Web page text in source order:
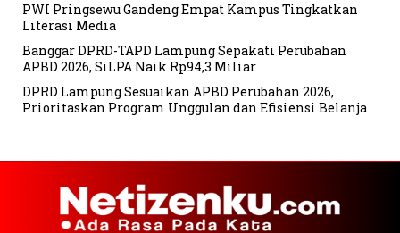
PWI Pringsewu Gandeng Empat Kampus Tingkatkan
Literasi Media
Banggar DPRD-TAPD Lampung Sepakati Perubahan
APBD 2026, SiLPA Naik Rp94,3 Miliar
DPRD Lampung Sesuaikan APBD Perubahan 2026,
Prioritaskan Program Unggulan dan Efisiensi Belanja